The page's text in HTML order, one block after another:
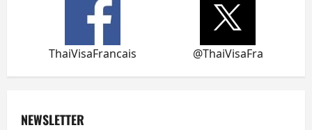
ThaiVisaFrancais @ThaiVisaFra
NEWSLETTER